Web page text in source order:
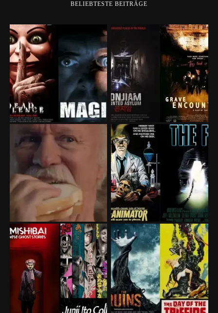
BELIEBTESTE BEITRÄGE